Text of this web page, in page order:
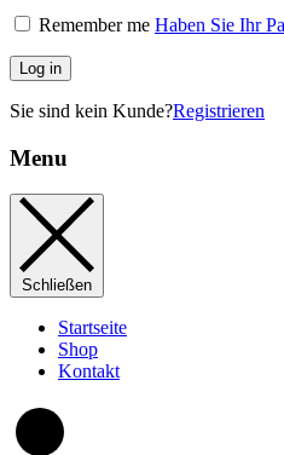
Remember me Haben Sie Ihr
Log in
Sie sind kein Kunde?Registrieren
Menu
Schließen
Startseite
Shop
Kontakt